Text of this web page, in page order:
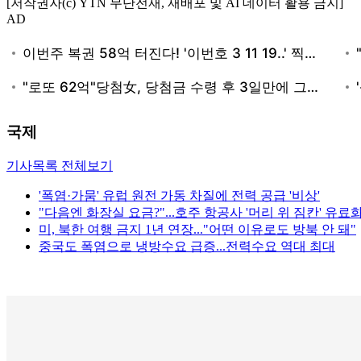
AD
국제
기사목록 전체보기
'폭염·가뭄' 유럽 원전 가동 차질에 전력 공급 '비상'
"다음엔 화장실 요금?"...호주 항공사 '머리 위 짐칸' 유료
미, 북한 여행 금지 1년 연장..."어떤 이유로도 방북 안 돼"
중국도 폭염으로 냉방수요 급증...전력수요 역대 최대